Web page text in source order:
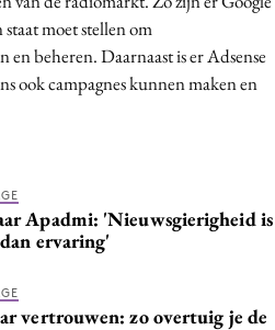
moet stellen om
en beheren. Daarnaast is er Adsense
ook campagnes kunnen maken en
Apadmi: 'Nieuwsgierigheid is
ervaring'
vertrouwen: zo overtuig je de